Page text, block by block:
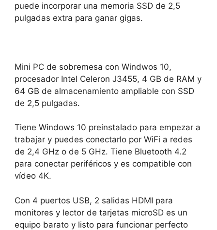
puede incorporar una memoria SSD de 2,5
pulgadas extra para ganar gigas.
Mini PC de sobremesa con Windwos 10,
procesador Intel Celeron J3455, 4 GB de RAM y
64 GB de almacenamiento ampliable con SSD
de 2,5 pulgadas.
Tiene Windows 10 preinstalado para empezar a
trabajar y puedes conectarlo por WiFi a redes
de 2,4 GHz o de 5 GHz. Tiene Bluetooth 4.2
para conectar periféricos y es compatible con
vídeo 4K.
Con 4 puertos USB, 2 salidas HDMI para
monitores y lector de tarjetas microSD es un
equipo barato y listo para funcionar perfecto